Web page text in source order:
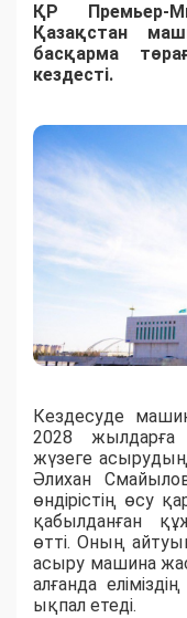
ҚР Премьер-
Қазақстан
басқарма
кездесті.
Кездесуде
2028 жылдарға
жүзеге асырудың
Әлихан
өндірістің өсу
қабылданған
өтті. Оның
асыру машина
алғанда
ықпал етеді.